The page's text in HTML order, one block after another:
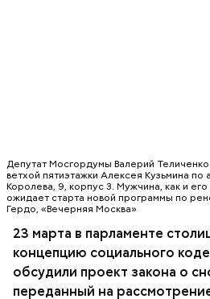
Депутат Мосгордумы Валерий Теличенко
ветхой пятиэтажки Алексея Кузьмина по
Королева, 9, корпус 3. Мужчина, как и
ожидает старта новой программы по
Гердо, «Вечерняя Москва»
23 марта в парламенте
концепцию социального
обсудили проект закона о
переданный на
Законопроект о реновации
Москвы, в рамках которого
до 1,6 миллиона человек, был
марта. После его
замечания регионов, включая
Мосгордумы. Гончар
дома, жители которых дали на
ПЯТИЭТАЖКИ
Повышению качества
также способствуют
профессиональной
городские акции, такие как
учителя, которые прошли
Московском институте
этом году специалисты
полтора раза больше